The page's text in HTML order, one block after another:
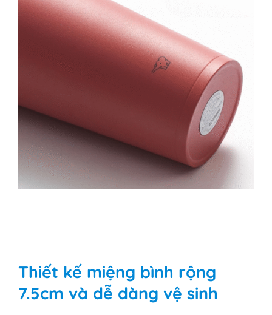
Thiết kế miệng bình rộng
7.5cm và dễ dàng vệ sinh